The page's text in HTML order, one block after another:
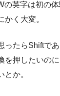
の英字は初の
かく大変。
ったらShiftで
を押したいの
とか。